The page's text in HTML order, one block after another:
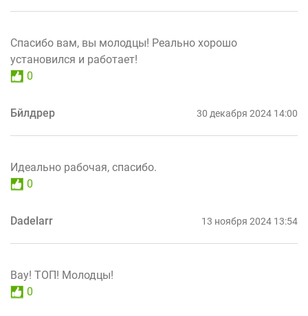
Спасибо вам, вы молодцы! Реально хорошо
установился и работает!
0
Бйлдрер 30 декабря 2024 14:00
Идеально рабочая, спасибо.
0
Dadelarr 13 ноября 2024 13:54
Вау! ТОП! Молодцы!
0